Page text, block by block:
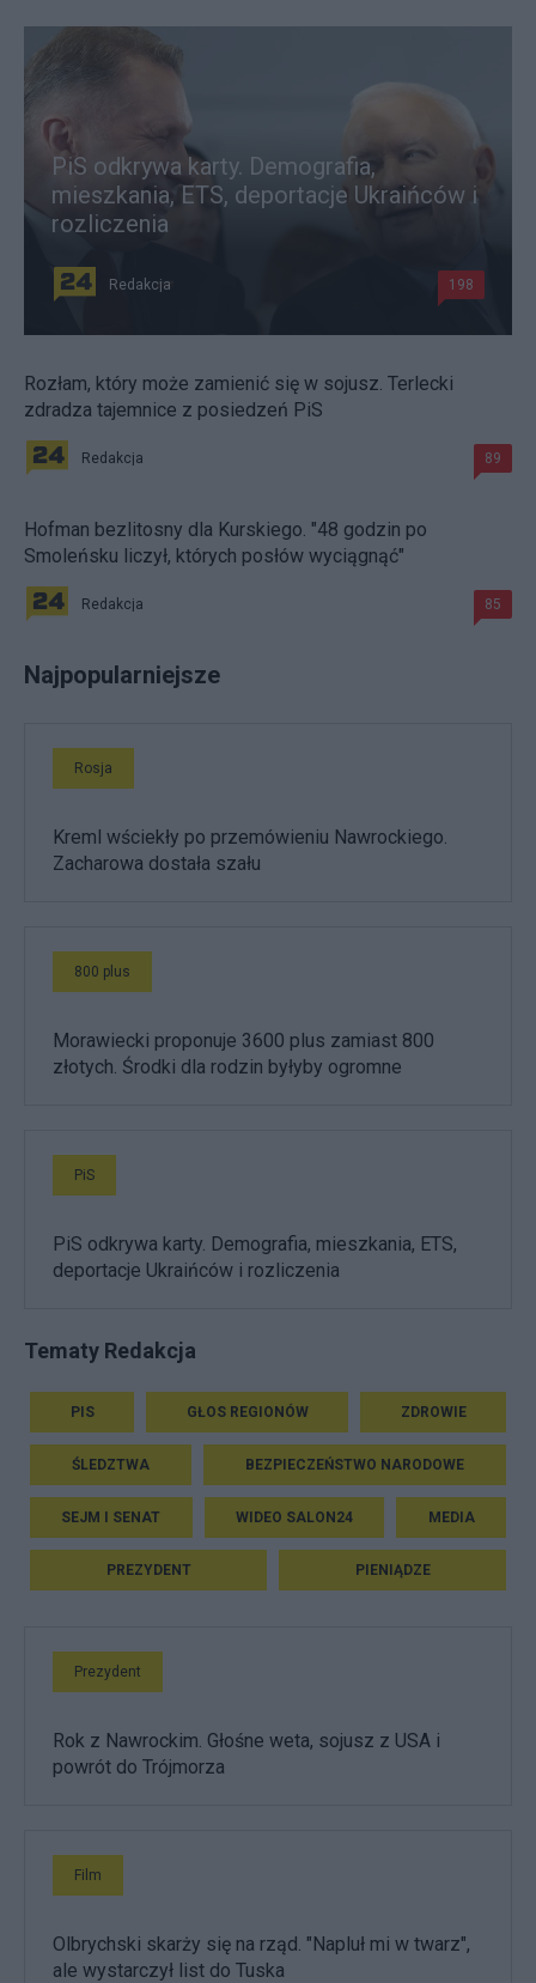
PiS odkrywa karty. Demografia,
mieszkania, ETS, deportacje Ukraińców i
rozliczenia
Redakcja 198
Rozłam, który może zamienić się w sojusz. Terlecki
zdradza tajemnice z posiedzeń PiS
Redakcja 89
Hofman bezlitosny dla Kurskiego. "48 godzin po
Smoleńsku liczył, których posłów wyciągnąć"
Redakcja 85
Najpopularniejsze
Rosja
Kreml wściekły po przemówieniu Nawrockiego.
Zacharowa dostała szału
800 plus
Morawiecki proponuje 3600 plus zamiast 800
złotych. Środki dla rodzin byłyby ogromne
PiS
PiS odkrywa karty. Demografia, mieszkania, ETS,
deportacje Ukraińców i rozliczenia
Tematy Redakcja
PIS GŁOS REGIONÓW ZDROWIE
ŚLEDZTWA BEZPIECZEŃSTWO NARODOWE
SEJM I SENAT WIDEO SALON24 MEDIA
PREZYDENT PIENIĄDZE
Prezydent
Rok z Nawrockim. Głośne weta, sojusz z USA i
powrót do Trójmorza
Film
Olbrychski skarży się na rząd. "Napluł mi w twarz",
ale wystarczył list do Tuska